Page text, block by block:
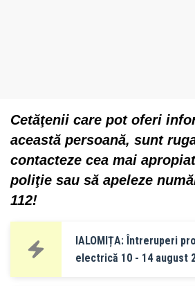
Cetăţenii care pot oferi
această persoană, sunt
contacteze cea mai
poliţie sau să apeleze
112!
IALOMIȚA: Întreruperi
electrică 10 - 14 august